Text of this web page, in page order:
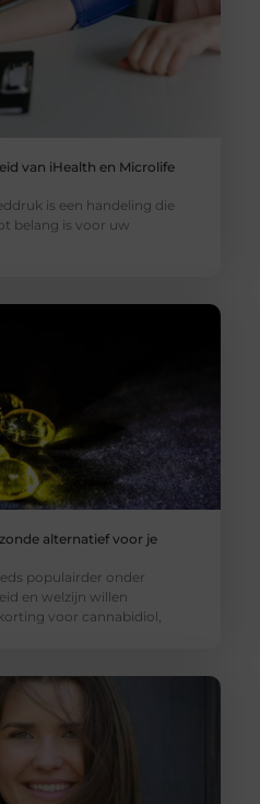
van iHealth en Microlife
is een handeling die
belang is voor uw
alternatief voor je
populairder onder
en welzijn willen
voor cannabidiol,